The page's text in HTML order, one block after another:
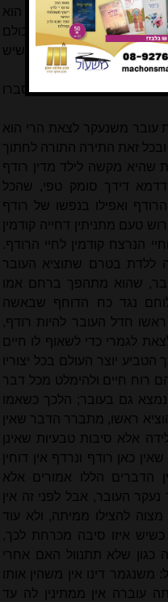
בן בכרי ונוסף על כך הוא
שבין כך ובין כך היו כולם
זה כדי להתיר את מה שיש
שיטת הרמב"ם, על פי הסברו
משנעקר לצאת הרי הוא
ובכל זאת התירה התורה לחתוך
שהיא מקשה לילד מדין רודף
דידך סומק טפי, שהכל
ואפילו בנפשו של רודף
טעם מתניתין דחייה קודמין
הנרצח קודמין לחיי הרודף.
ללדת בטרם שתוציא העובר
שהוא מתהפך ברחם אמו
נגד כח הדוחף שבאשה
חדל העובר להיות רודף,
לגמרי כדי לשאוף לו חיים
יוצר העולם בכל יצוריו
רוח חיים ולהימלט מכל דבר
גם בעובר; הלכך כשאמו
ראשו, מתברר הדבר שאין
אלא סיבות טבעיות שאינן
כאן רודף ונרדף אין דוחין
הדברים הללו אמורים אלא
העובר, אבל לפני זה אין
מצוה להצילו ממיתה, ולא עוד
איזו סיבה מכרחת לכך,
כגון שלא תתנוול האם אחרי
דינו אין משהין אותו
עוברה אין ממתינין לה עד